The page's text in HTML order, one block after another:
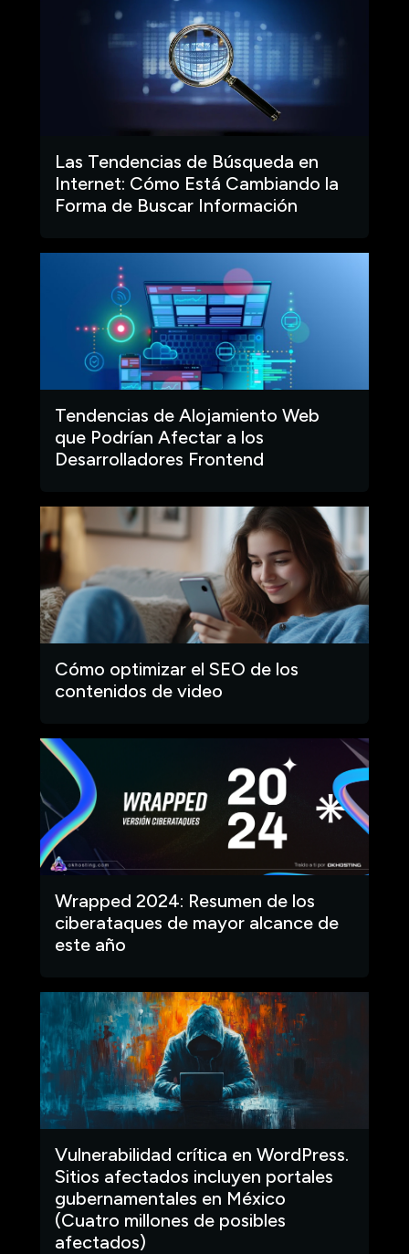
Las Tendencias de Búsqueda en
Internet: Cómo Está Cambiando la
Forma de Buscar Información
Tendencias de Alojamiento Web
que Podrían Afectar a los
Desarrolladores Frontend
Cómo optimizar el SEO de los
contenidos de video
Wrapped 2024: Resumen de los
ciberataques de mayor alcance de
este año
Vulnerabilidad crítica en WordPress.
Sitios afectados incluyen portales
gubernamentales en México
(Cuatro millones de posibles
afectados)